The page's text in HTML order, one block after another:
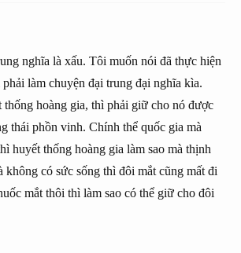
nghĩa là xấu. Tôi muốn nói đã thực hiện
làm chuyện đại trung đại nghĩa kìa.
thống hoàng gia, thì phải giữ cho nó được
thái phồn vinh. Chính thể quốc gia mà
huyết thống hoàng gia làm sao mà thịnh
không có sức sống thì đôi mắt cũng mất đi
mắt thôi thì làm sao có thể giữ cho đôi